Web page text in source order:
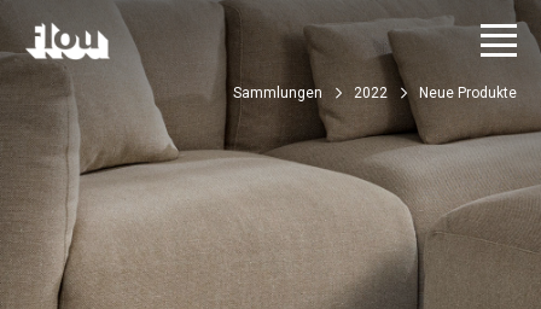
Sammlungen 2022 Neue Produkte